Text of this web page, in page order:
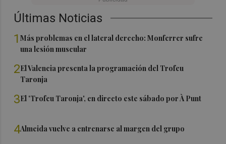
Últimas Noticias
1Más problemas en el lateral derecho: Monferrer sufre
una lesión muscular
2El Valencia presenta la programación del Trofeu
Taronja
3El 'Trofeu Taronja', en directo este sábado por À Punt
4Almeida vuelve a entrenarse al margen del grupo